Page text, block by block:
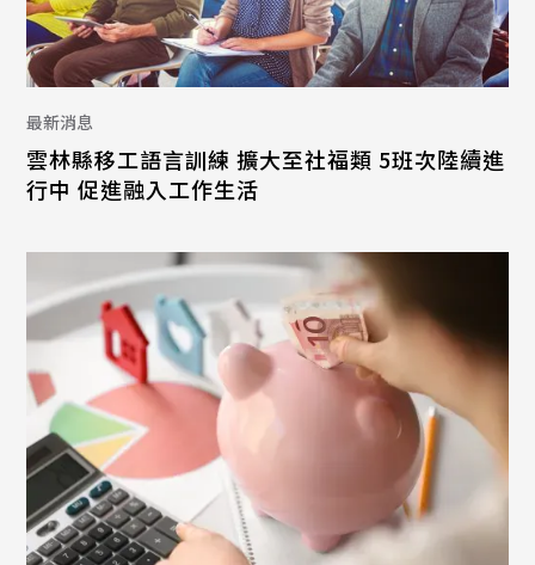
最新消息
雲林縣移工語言訓練 擴大至社福類 5班次陸續進
行中 促進融入工作生活